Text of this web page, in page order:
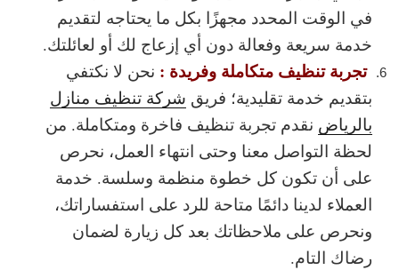
في الوقت المحدد مجهزًا بكل ما يحتاجه لتقديم
خدمة سريعة وفعالة دون أي إزعاج لك أو لعائلتك.
تجربة تنظيف متكاملة وفريدة : نحن لا نكتفي
بتقديم خدمة تقليدية؛ فريق شركة تنظيف منازل
بالرياض نقدم تجربة تنظيف فاخرة ومتكاملة. من
لحظة التواصل معنا وحتى انتهاء العمل، نحرص
على أن تكون كل خطوة منظمة وسلسة. خدمة
العملاء لدينا دائمًا متاحة للرد على استفساراتك،
ونحرص على ملاحظاتك بعد كل زيارة لضمان
رضاك التام.